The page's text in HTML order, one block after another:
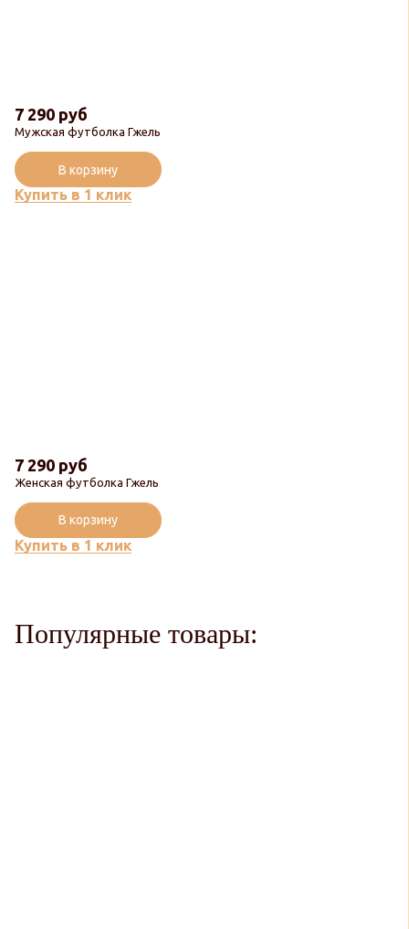
Мужская футболка Гжель
7 290 руб
Купить в 1 клик
В корзину
Женская футболка Гжель
7 290 руб
Купить в 1 клик
В корзину
Популярные товары: